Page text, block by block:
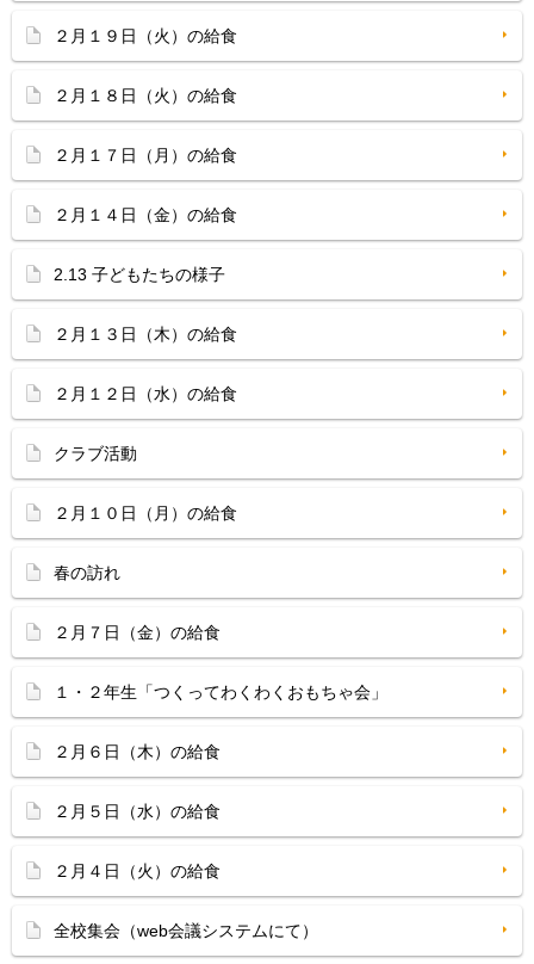
２月１９日（火）の給食
２月１８日（火）の給食
２月１７日（月）の給食
２月１４日（金）の給食
2.13 子どもたちの様子
２月１３日（木）の給食
２月１２日（水）の給食
クラブ活動
２月１０日（月）の給食
春の訪れ
２月７日（金）の給食
１・２年生「つくってわくわくおもちゃ会」
２月６日（木）の給食
２月５日（水）の給食
２月４日（火）の給食
全校集会（web会議システムにて）